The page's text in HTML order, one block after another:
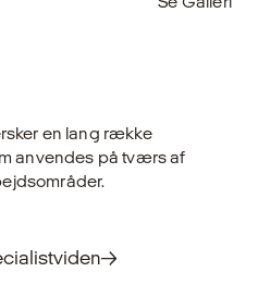
en lang række
anvendes på tværs af